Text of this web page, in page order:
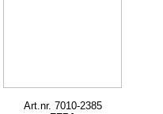
Art.nr. 7010-2385